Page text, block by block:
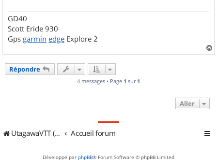
GD40
Scott Eride 930
Gps garmin edge Explore 2
a
Répondre
4 messages • Page 1 sur 1
Aller
UtagawaVTT (Randos VTT et VTTAE avec traces GPS) Accueil forum
Développé par phpBB® Forum Software © phpBB Limited